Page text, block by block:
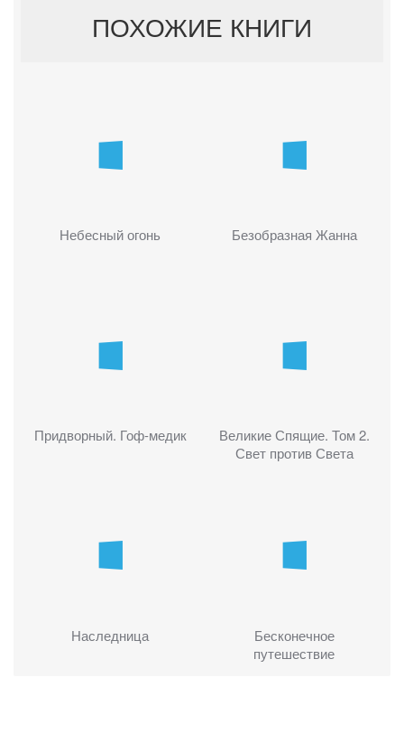
ПОХОЖИЕ КНИГИ
Небесный огонь Безобразная Жанна
Придворный. Гоф-медик
Великие Спящие. Том 2.
Свет против Света
Наследница
Бесконечное
путешествие